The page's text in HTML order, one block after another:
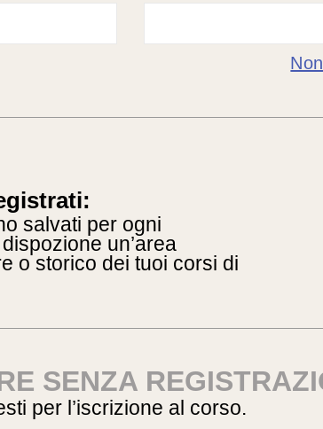
salvati per ogni
un’area
o storico dei tuoi corsi di
SENZA
per l’iscrizione al corso.